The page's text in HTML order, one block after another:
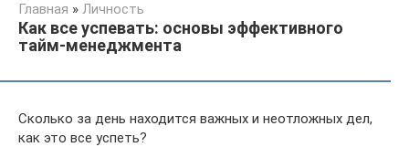
Главная » Личность
Как все успевать: основы эффективного
тайм-менеджмента
Сколько за день находится важных и неотложных дел,
как это все успеть?